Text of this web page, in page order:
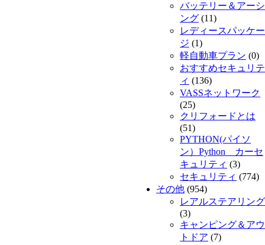
バッテリー＆アーシ
ング (11)
レディースパッケー
ジ (1)
軽自動車プラン (0)
おすすめセキュリテ
ィ (136)
VASSネットワーク
(25)
クリフォードとは
(51)
PYTHON(パイソ
ン）Python カーセ
キュリティ (3)
セキュリティ (774)
その他 (954)
レアルステアリング
(3)
キャンピング＆アウ
トドア (7)